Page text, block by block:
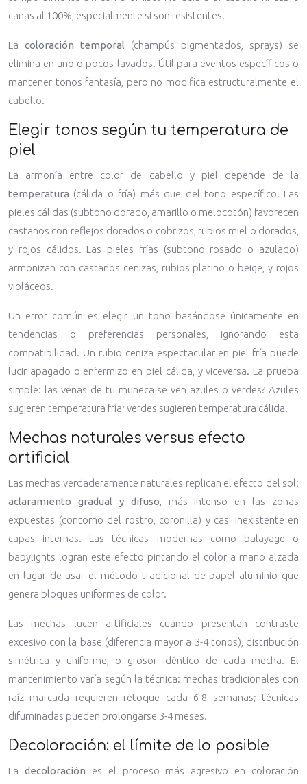
canas al 100%, especialmente si son resistentes.
La coloración temporal (champús pigmentados, sprays) se
elimina en uno o pocos lavados. Útil para eventos específicos o
mantener tonos fantasía, pero no modifica estructuralmente el
cabello.
Elegir tonos según tu temperatura de
piel
La armonía entre color de cabello y piel depende de la
temperatura (cálida o fría) más que del tono específico. Las
pieles cálidas (subtono dorado, amarillo o melocotón) favorecen
castaños con reflejos dorados o cobrizos, rubios miel o dorados,
y rojos cálidos. Las pieles frías (subtono rosado o azulado)
armonizan con castaños cenizas, rubios platino o beige, y rojos
violáceos.
Un error común es elegir un tono basándose únicamente en
tendencias o preferencias personales, ignorando esta
compatibilidad. Un rubio ceniza espectacular en piel fría puede
lucir apagado o enfermizo en piel cálida, y viceversa. La prueba
simple: las venas de tu muñeca se ven azules o verdes? Azules
sugieren temperatura fría; verdes sugieren temperatura cálida.
Mechas naturales versus efecto
artificial
Las mechas verdaderamente naturales replican el efecto del sol:
aclaramiento gradual y difuso , más intenso en las zonas
expuestas (contorno del rostro, coronilla) y casi inexistente en
capas internas. Las técnicas modernas como balayage o
babylights logran este efecto pintando el color a mano alzada
en lugar de usar el método tradicional de papel aluminio que
genera bloques uniformes de color.
Las mechas lucen artificiales cuando presentan contraste
excesivo con la base (diferencia mayor a 3-4 tonos), distribución
simétrica y uniforme, o grosor idéntico de cada mecha. El
mantenimiento varía según la técnica: mechas tradicionales con
raíz marcada requieren retoque cada 6-8 semanas; técnicas
difuminadas pueden prolongarse 3-4 meses.
Decoloración: el límite de lo posible
La decoloración es el proceso más agresivo en coloración